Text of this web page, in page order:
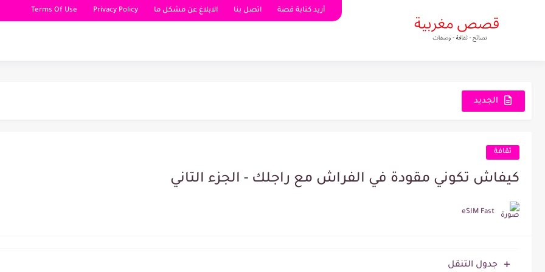
أريد كتابة قصة اتصل بنا الابلاغ عن مشكل ما Privacy Policy
Terms Of Use
الجديد
ثقافة
كيفاش تكوني مقودة في الفراش مع راجلك - الجزء التاني
eSIM Fast
جدول التنقل